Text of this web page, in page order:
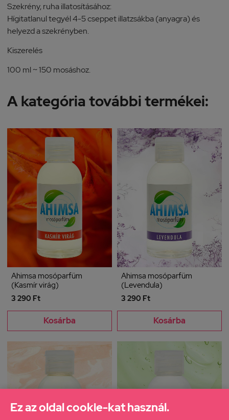
Ez az oldal cookie-kat használ.
Szekrény, ruha illatosításához:
Hígitatlanul tegyél 4-5 cseppet illatzsákba (anyagra) és
helyezd a szekrényben.
Kiszerelés
100 ml ~ 150 mosáshoz.
A kategória további termékei:
Ahimsa mosóparfüm
(Kasmír virág)
3 290 Ft
Kosárba
Ahimsa mosóparfüm
(Levendula)
3 290 Ft
Kosárba